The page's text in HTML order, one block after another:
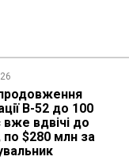
B-52 до 100
вже вдвічі до
$280 млн за